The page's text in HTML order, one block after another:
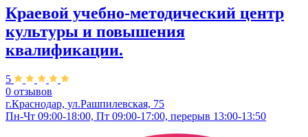
Краевой учебно-методический центр
культуры и повышения
квалификации.
5
0 отзывов
г.Краснодар, ул.Рашпилевская, 75
Пн-Чт 09:00-18:00, Пт 09:00-17:00, перерыв 13:00-13:50